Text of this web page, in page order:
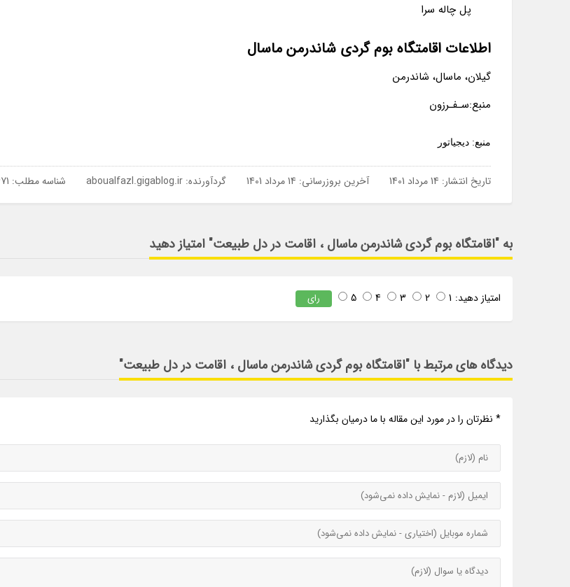
پل چاله سرا
اطلاعات اقامتگاه بوم گردی شاندرمن ماسال
گیلان، ماسال، شاندرمن
منبع:سـفـرزون
منبع: دیجیاتور
تاریخ انتشار: 14 مرداد 1401 آخرین بروزرسانی: 14 مرداد 1401 گردآورنده: aboualfazl.gigablog.ir شناسه مطلب: 15671
به "اقامتگاه بوم گردی شاندرمن ماسال ، اقامت در دل طبیعت" امتیاز دهید
امتیاز دهید: 1
2
3
4
5 رای
دیدگاه های مرتبط با "اقامتگاه بوم گردی شاندرمن ماسال ، اقامت در دل طبیعت"
* نظرتان را در مورد این مقاله با ما درمیان بگذارید